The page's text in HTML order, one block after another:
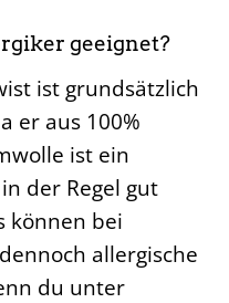
geeignet?
ist grundsätzlich
er aus 100%
ist ein
der Regel gut
können bei
allergische
du unter